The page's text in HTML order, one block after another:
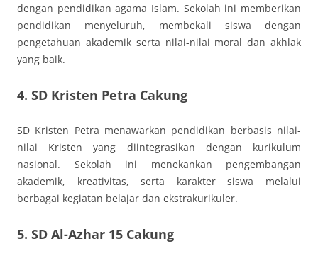
dengan pendidikan agama Islam. Sekolah ini memberikan
pendidikan menyeluruh, membekali siswa dengan
pengetahuan akademik serta nilai-nilai moral dan akhlak
yang baik.
4. SD Kristen Petra Cakung
SD Kristen Petra menawarkan pendidikan berbasis nilai-
nilai Kristen yang diintegrasikan dengan kurikulum
nasional. Sekolah ini menekankan pengembangan
akademik, kreativitas, serta karakter siswa melalui
berbagai kegiatan belajar dan ekstrakurikuler.
5. SD Al-Azhar 15 Cakung